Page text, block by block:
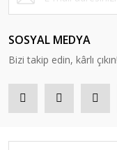
SOSYAL MEDYA
Bizi takip edin, kârlı çıkın!